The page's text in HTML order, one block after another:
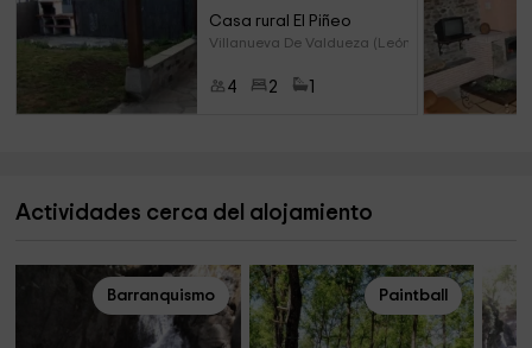
Casa rural El Piñeo
Villanueva De Valdueza (León)
4 2
Actividades cerca del alojamiento
Barranquismo Paintball